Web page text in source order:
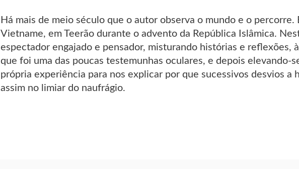
Há mais de meio século que o autor observa o mundo e o percorre.
Vietname, em Teerão durante o advento da República Islâmica.
espectador engajado e pensador, misturando histórias e reflexões,
que foi uma das poucas testemunhas oculares, e depois elevando-
própria experiência para nos explicar por que sucessivos desvios a
assim no limiar do naufrágio.